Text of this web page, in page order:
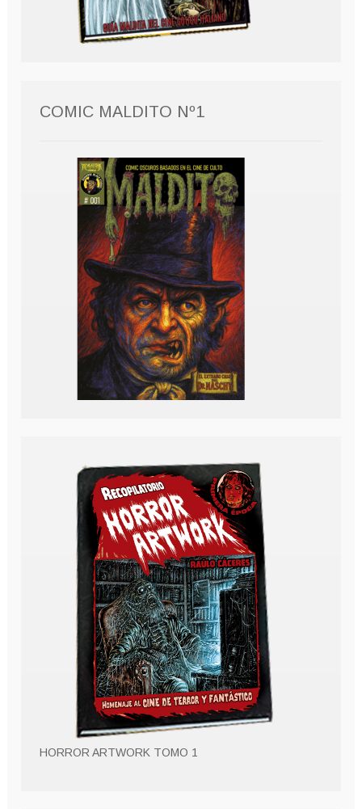
COMIC MALDITO Nº1
HORROR ARTWORK TOMO 1